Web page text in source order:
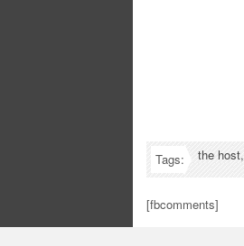
Tags: the host,
[fbcomments]